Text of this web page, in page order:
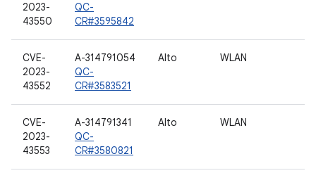
2023-
43550
QC-
CR#3595842
CVE-
2023-
43552
A-314791054
QC-
CR#3583521
Alto WLAN
CVE-
2023-
43553
A-314791341
QC-
CR#3580821
Alto WLAN